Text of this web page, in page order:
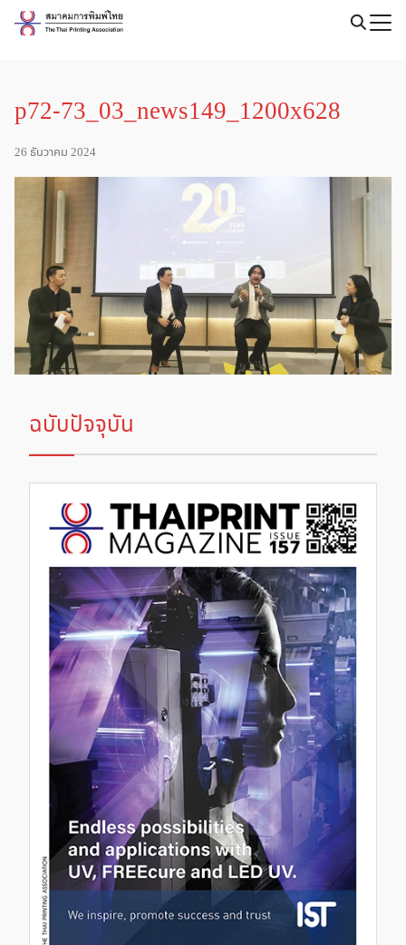
Skip
p72-73_03_news149_1200x628
26 ธันวาคม 2024
ฉบับปัจจุบัน